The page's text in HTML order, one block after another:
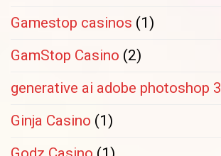
Gamestop casinos (1)
GamStop Casino (2)
generative ai adobe photoshop 3
Ginja Casino (1)